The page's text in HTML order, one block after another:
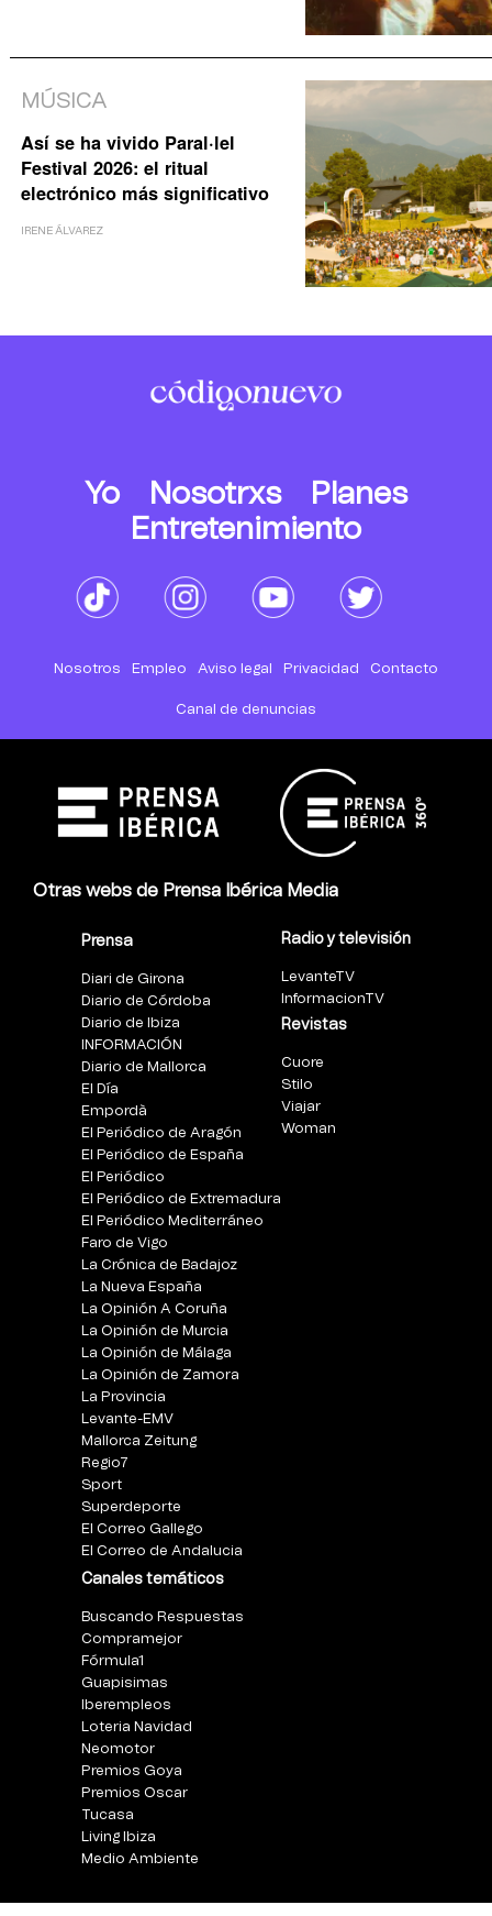
MÚSICA
Así se ha vivido Paral·lel
Festival 2026: el ritual
electrónico más significativo
IRENE ÁLVAREZ
Yo Nosotrxs
Planes
Entretenimiento
Nosotros Empleo Aviso legal Privacidad Contacto
Canal de denuncias
Otras webs de Prensa Ibérica Media
Prensa
Diari de Girona
Diario de Córdoba
Diario de Ibiza
INFORMACIÓN
Diario de Mallorca
El Día
Empordà
El Periódico de Aragón
El Periódico de España
El Periódico
El Periódico de Extremadura
El Periódico Mediterráneo
Faro de Vigo
La Crónica de Badajoz
La Nueva España
La Opinión A Coruña
La Opinión de Murcia
La Opinión de Málaga
La Opinión de Zamora
La Provincia
Levante-EMV
Mallorca Zeitung
Regio7
Sport
Superdeporte
El Correo Gallego
El Correo de Andalucia
Canales temáticos
Buscando Respuestas
Compramejor
Fórmula1
Guapisimas
Iberempleos
Loteria Navidad
Neomotor
Premios Goya
Premios Oscar
Tucasa
Living Ibiza
Medio Ambiente
Radio y televisión
LevanteTV
InformacionTV
Revistas
Cuore
Stilo
Viajar
Woman